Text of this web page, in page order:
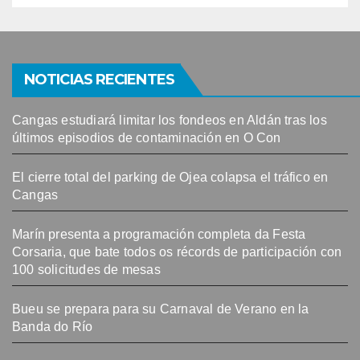
NOTICIAS RECIENTES
Cangas estudiará limitar los fondeos en Aldán tras los
últimos episodios de contaminación en O Con
El cierre total del parking de Ojea colapsa el tráfico en
Cangas
Marín presenta a programación completa da Festa
Corsaria, que bate todos os récords de participación con
100 solicitudes de mesas
Bueu se prepara para su Carnaval de Verano en la
Banda do Río